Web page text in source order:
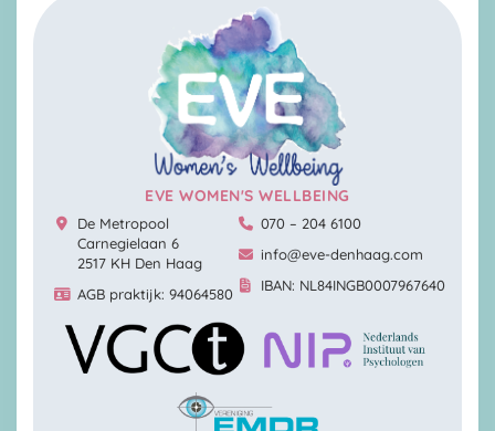
EVE WOMEN'S WELLBEING
De Metropool
Carnegielaan 6
2517 KH Den Haag
AGB praktijk: 94064580
070 – 204 6100
info@eve-denhaag.com
IBAN: NL84INGB0007967640